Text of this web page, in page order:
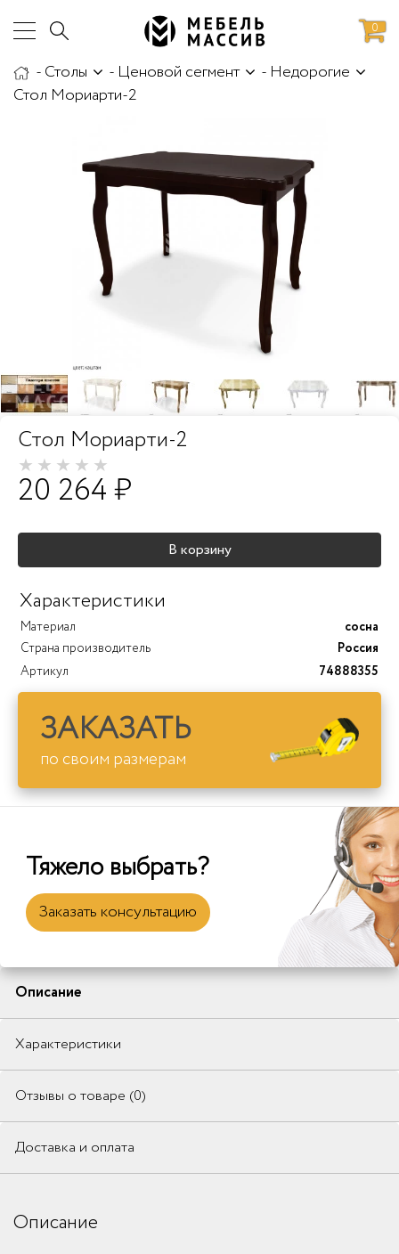
Доставка и сборка
0
-Столы - Ценовой сегмент - Недорогие
Стол Мориарти-2
Стол Мориарти-2
20 264 ₽
В корзину
Характеристики
Материал
сосна
Страна производитель
Россия
Артикул
74888355
ЗАКАЗАТЬ
по своим размерам
Тяжело выбрать?
Заказать консультацию
Описание
Характеристики
Отзывы о товаре (0)
Доставка и оплата
Описание